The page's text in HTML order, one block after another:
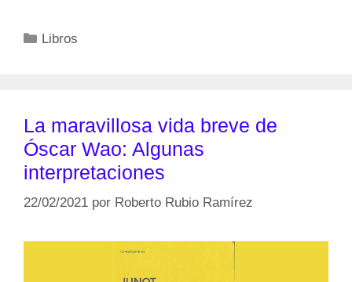
Categorías
Libros
La maravillosa vida breve de
Óscar Wao: Algunas
interpretaciones
22/02/2021 por Roberto Rubio Ramírez